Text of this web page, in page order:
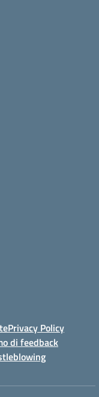
Privacy Policy
di feedback